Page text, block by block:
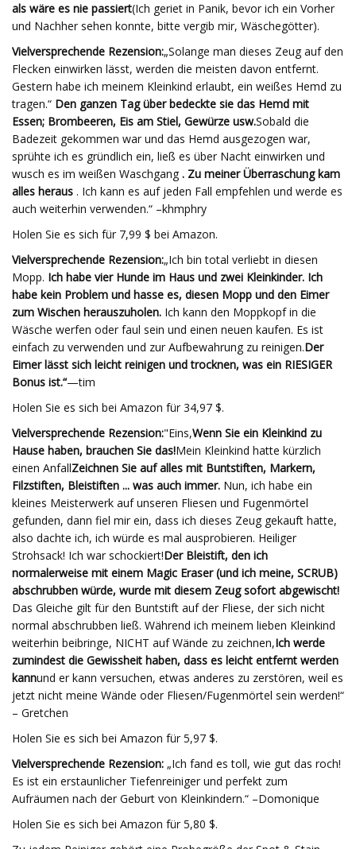
als wäre es nie passiert(Ich geriet in Panik, bevor ich ein Vorher
und Nachher sehen konnte, bitte vergib mir, Wäschegötter).
Vielversprechende Rezension:„Solange man dieses Zeug auf den
Flecken einwirken lässt, werden die meisten davon entfernt.
Gestern habe ich meinem Kleinkind erlaubt, ein weißes Hemd zu
tragen.“ Den ganzen Tag über bedeckte sie das Hemd mit
Essen; Brombeeren, Eis am Stiel, Gewürze usw.Sobald die
Badezeit gekommen war und das Hemd ausgezogen war,
sprühte ich es gründlich ein, ließ es über Nacht einwirken und
wusch es im weißen Waschgang . Zu meiner Überraschung kam
alles heraus . Ich kann es auf jeden Fall empfehlen und werde es
auch weiterhin verwenden.“ –khmphry
Holen Sie es sich für 7,99 $ bei Amazon.
Vielversprechende Rezension:„Ich bin total verliebt in diesen
Mopp. Ich habe vier Hunde im Haus und zwei Kleinkinder. Ich
habe kein Problem und hasse es, diesen Mopp und den Eimer
zum Wischen herauszuholen. Ich kann den Moppkopf in die
Wäsche werfen oder faul sein und einen neuen kaufen. Es ist
einfach zu verwenden und zur Aufbewahrung zu reinigen.Der
Eimer lässt sich leicht reinigen und trocknen, was ein RIESIGER
Bonus ist.“—tim
Holen Sie es sich bei Amazon für 34,97 $.
Vielversprechende Rezension:"Eins,Wenn Sie ein Kleinkind zu
Hause haben, brauchen Sie das!Mein Kleinkind hatte kürzlich
einen AnfallZeichnen Sie auf alles mit Buntstiften, Markern,
Filzstiften, Bleistiften ... was auch immer. Nun, ich habe ein
kleines Meisterwerk auf unseren Fliesen und Fugenmörtel
gefunden, dann fiel mir ein, dass ich dieses Zeug gekauft hatte,
also dachte ich, ich würde es mal ausprobieren. Heiliger
Strohsack! Ich war schockiert!Der Bleistift, den ich
normalerweise mit einem Magic Eraser (und ich meine, SCRUB)
abschrubben würde, wurde mit diesem Zeug sofort abgewischt!
Das Gleiche gilt für den Buntstift auf der Fliese, der sich nicht
normal abschrubben ließ. Während ich meinem lieben Kleinkind
weiterhin beibringe, NICHT auf Wände zu zeichnen,Ich werde
zumindest die Gewissheit haben, dass es leicht entfernt werden
kannund er kann versuchen, etwas anderes zu zerstören, weil es
jetzt nicht meine Wände oder Fliesen/Fugenmörtel sein werden!“
– Gretchen
Holen Sie es sich bei Amazon für 5,97 $.
Vielversprechende Rezension: „Ich fand es toll, wie gut das roch!
Es ist ein erstaunlicher Tiefenreiniger und perfekt zum
Aufräumen nach der Geburt von Kleinkindern.“ –Domonique
Holen Sie es sich bei Amazon für 5,80 $.